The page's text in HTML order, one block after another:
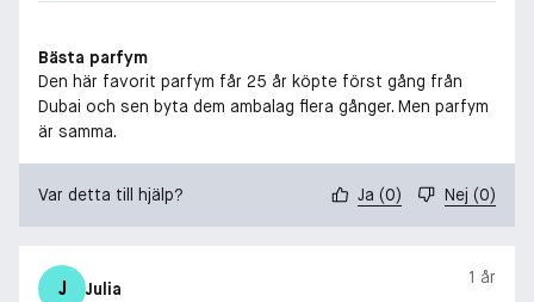
Bästa parfym
Den här favorit parfym får 25 år köpte först gång från
Dubai och sen byta dem ambalag flera gånger. Men parfym
är samma.
Var detta till hjälp? Ja (0) Nej (0)
J Julia
1 år